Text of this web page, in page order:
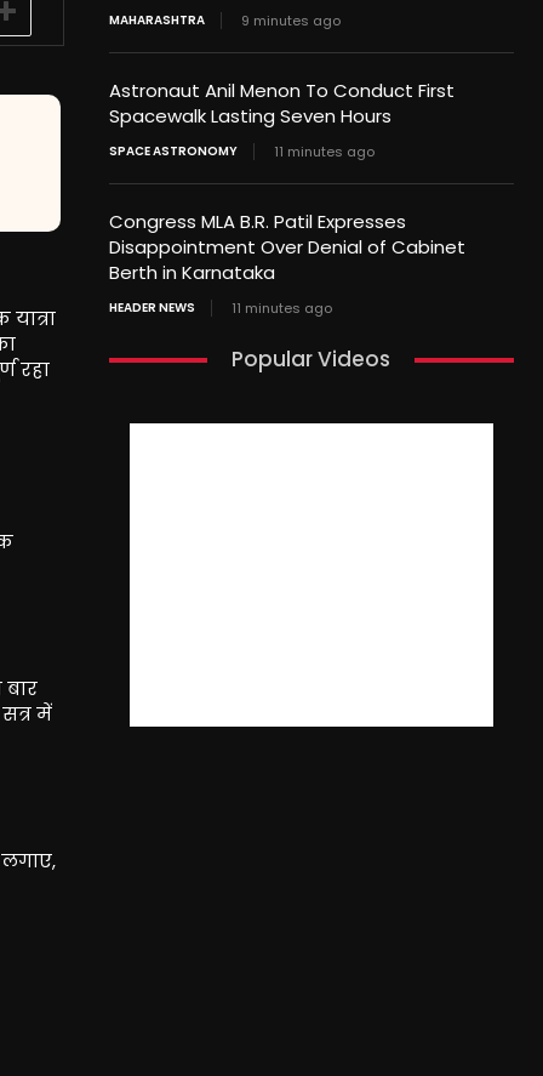
रहा
में
लगाए,
MAHARASHTRA 9 minutes ago
Astronaut Anil Menon To Conduct First
Spacewalk Lasting Seven Hours
SPACE ASTRONOMY 11 minutes ago
Congress MLA B.R. Patil Expresses
Disappointment Over Denial of Cabinet
Berth in Karnataka
HEADER NEWS 11 minutes ago
Popular Videos